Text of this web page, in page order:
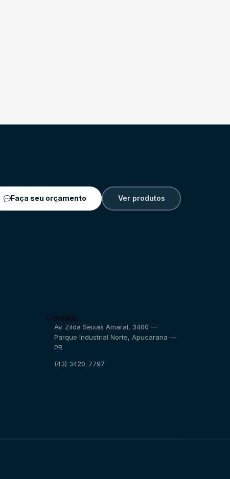
Faça seu orçamento Ver produtos
Contato
Av. Zilda Seixas Amaral, 3400 —
Parque Industrial Norte, Apucarana —
PR
(43) 3420-7797